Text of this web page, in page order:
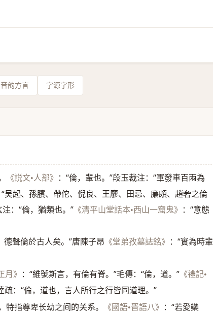
音韵方言 字源字形
《説文•人部》
：“倫，輩也。”段玉裁注：“軍發車百兩為
“吴起、孫臏、帶佗、倪良、王廖、田忌、廉頗、趙奢之倫
：“倫，猶類也。” 《清平山堂話本•西山一窟鬼》
：“意態
德聲倫於古人矣。”唐陳子昂 《堂弟孜墓誌銘》
：“實為時輩
月》 ：“維號斯言，有倫有脊。”毛傳：“倫，道。” 《禮記•
：“倫，道也，言人所行之行皆同道理。”
指尊卑长幼之间的关系。
《國語•晋語八》
：“若愛欒